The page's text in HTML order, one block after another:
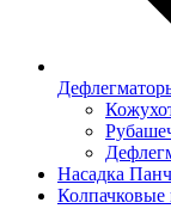
Насадка